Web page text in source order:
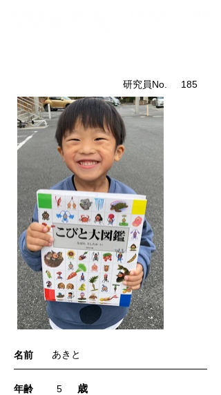
​研究員No. 185
名前 あきと
年齢 5 歳